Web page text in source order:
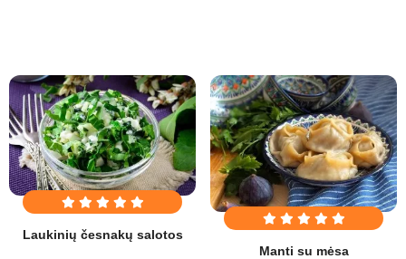
Laukinių česnakų salotos
Manti su mėsa